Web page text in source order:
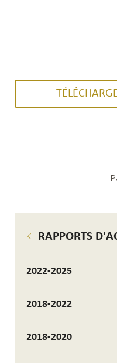
RAPPORTS
2022-2025
2018-2022
2018-2020